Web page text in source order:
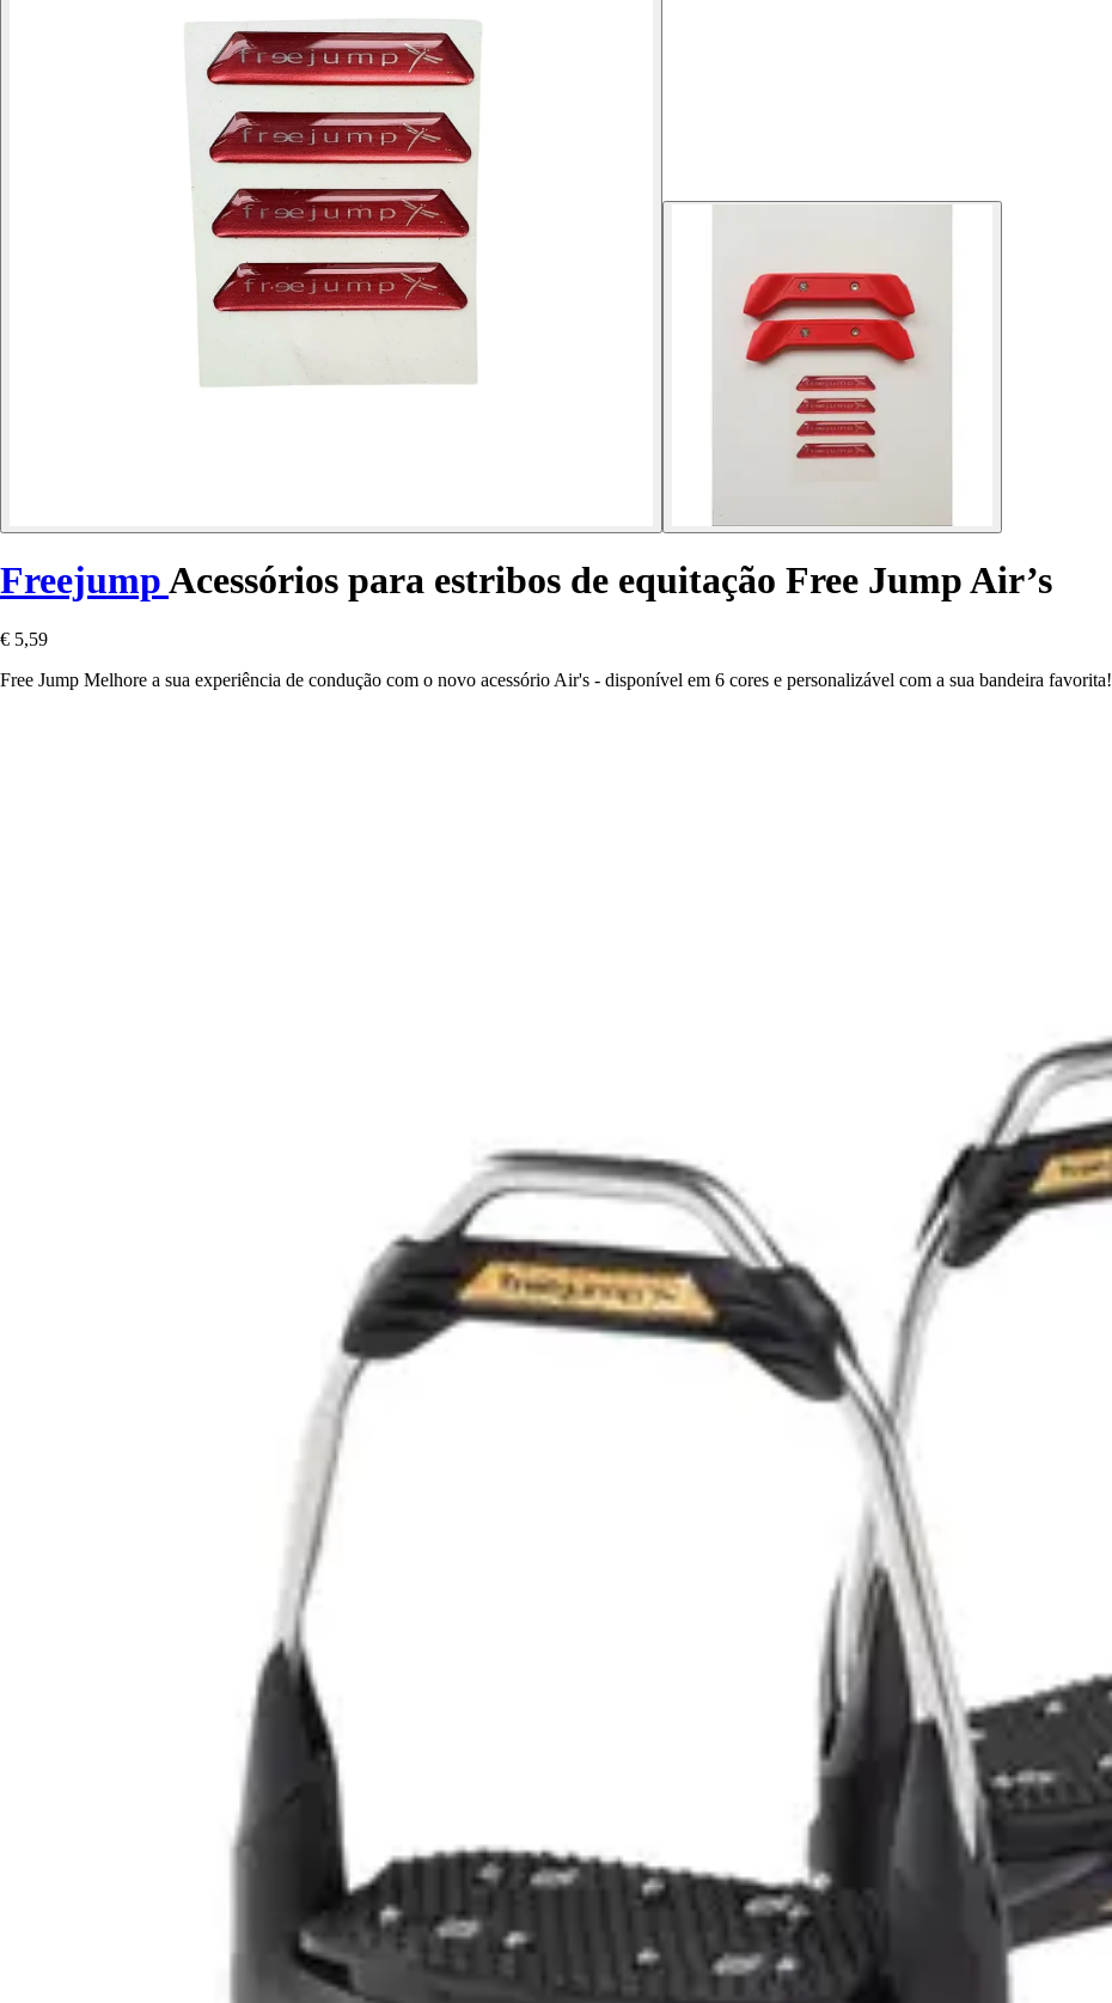
FreejumpAcessórios para estribos de equitação Free Jump Air’s
€ 5,59
Free Jump Melhore a sua experiência de condução com o novo acessório Air's - disponível em 6 cores e personalizável com a sua bandeira favorita!